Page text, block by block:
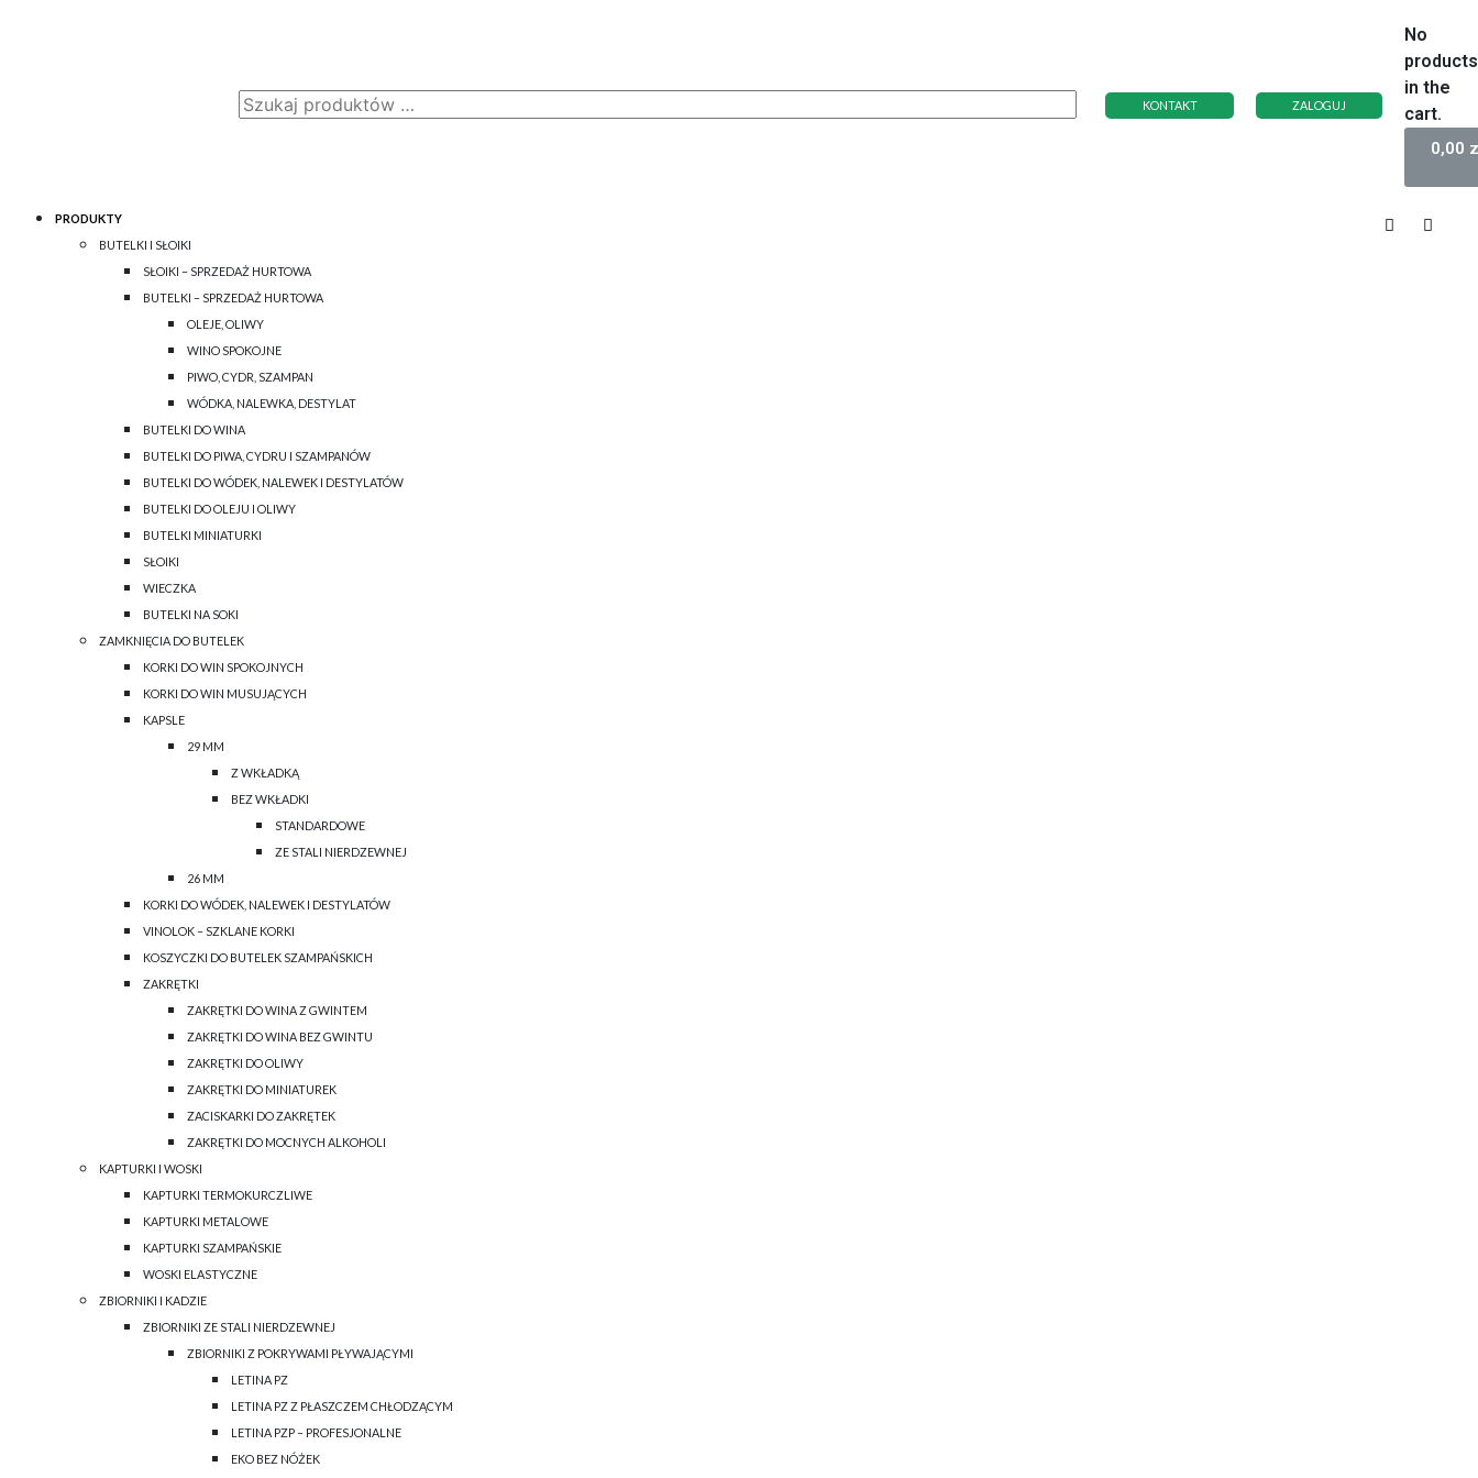
KONTAKT ZALOGUJ
No
products
in the
cart.
0,00
PRODUKTY
BUTELKI I SŁOIKI
SŁOIKI – SPRZEDAŻ HURTOWA
BUTELKI – SPRZEDAŻ HURTOWA
OLEJE, OLIWY
WINO SPOKOJNE
PIWO, CYDR, SZAMPAN
WÓDKA, NALEWKA, DESTYLAT
BUTELKI DO WINA
BUTELKI DO PIWA, CYDRU I SZAMPANÓW
BUTELKI DO WÓDEK, NALEWEK I DESTYLATÓW
BUTELKI DO OLEJU I OLIWY
BUTELKI MINIATURKI
SŁOIKI
WIECZKA
BUTELKI NA SOKI
ZAMKNIĘCIA DO BUTELEK
KORKI DO WIN SPOKOJNYCH
KORKI DO WIN MUSUJĄCYCH
KAPSLE
29 MM
Z WKŁADKĄ
BEZ WKŁADKI
STANDARDOWE
ZE STALI NIERDZEWNEJ
26 MM
KORKI DO WÓDEK, NALEWEK I DESTYLATÓW
VINOLOK – SZKLANE KORKI
KOSZYCZKI DO BUTELEK SZAMPAŃSKICH
ZAKRĘTKI
ZAKRĘTKI DO WINA Z GWINTEM
ZAKRĘTKI DO WINA BEZ GWINTU
ZAKRĘTKI DO OLIWY
ZAKRĘTKI DO MINIATUREK
ZACISKARKI DO ZAKRĘTEK
ZAKRĘTKI DO MOCNYCH ALKOHOLI
KAPTURKI I WOSKI
KAPTURKI TERMOKURCZLIWE
KAPTURKI METALOWE
KAPTURKI SZAMPAŃSKIE
WOSKI ELASTYCZNE
ZBIORNIKI I KADZIE
ZBIORNIKI ZE STALI NIERDZEWNEJ
ZBIORNIKI Z POKRYWAMI PŁYWAJĄCYMI
LETINA PZ
LETINA PZ Z PŁASZCZEM CHŁODZĄCYM
LETINA PZP – PROFESJONALNE
EKO BEZ NÓŻEK